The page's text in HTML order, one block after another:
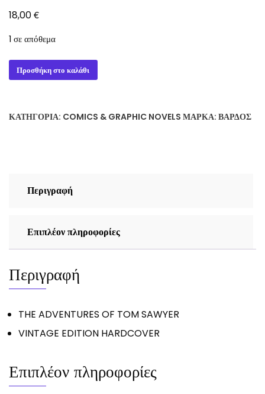
18,00€
1 σε απόθεμα
THE
ADVENTURES
SAWYER
Προσθήκη στο καλάθι
ΚΑΤΗΓΟΡΊΑ: COMICS & GRAPHIC NOVELS ΜΆΡΚΑ: ΒΆΡΔΟΣ
Περιγραφή
Επιπλέον πληροφορίες
Περιγραφή
THE ADVENTURES OF TOM SAWYER
VINTAGE EDITION HARDCOVER
Επιπλέον πληροφορίες